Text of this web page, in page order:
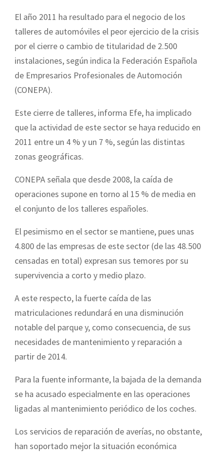
El año 2011 ha resultado para el negocio de los
talleres de automóviles el peor ejercicio de la crisis
por el cierre o cambio de titularidad de 2.500
instalaciones, según indica la Federación Española
de Empresarios Profesionales de Automoción
(CONEPA).
Este cierre de talleres, informa Efe, ha implicado
que la actividad de este sector se haya reducido en
2011 entre un 4 % y un 7 %, según las distintas
zonas geográficas.
CONEPA señala que desde 2008, la caída de
operaciones supone en torno al 15 % de media en
el conjunto de los talleres españoles.
El pesimismo en el sector se mantiene, pues unas
4.800 de las empresas de este sector (de las 48.500
censadas en total) expresan sus temores por su
supervivencia a corto y medio plazo.
A este respecto, la fuerte caída de las
matriculaciones redundará en una disminución
notable del parque y, como consecuencia, de sus
necesidades de mantenimiento y reparación a
partir de 2014.
Para la fuente informante, la bajada de la demanda
se ha acusado especialmente en las operaciones
ligadas al mantenimiento periódico de los coches.
Los servicios de reparación de averías, no obstante,
han soportado mejor la situación económica